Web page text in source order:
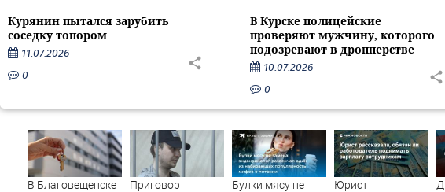
Курянин пытался зарубить
соседку топором
11.07.2026
0
В Курске полицейские
проверяют мужчину, которого
подозревают в дропперстве
10.07.2026
0
В Благовещенске
Приговор
Булки мясу не
Юрист